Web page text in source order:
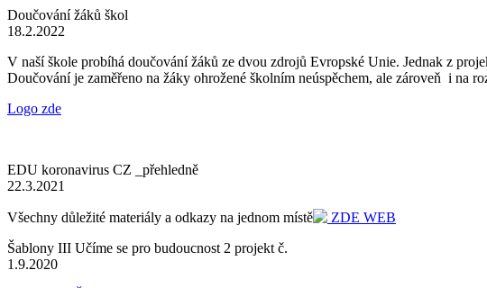
Doučování žáků škol
18.2.2022
V naší škole probíhá doučování žáků ze dvou zdrojů Evropské Unie. Jednak z
Doučování je zaměřeno na žáky ohrožené školním neúspěchem, ale zároveň i na
Logo zde
EDU koronavirus CZ _přehledně
22.3.2021
Všechny důležité materiály a odkazy na jednom místě
ZDE WEB
Šablony III Učíme se pro budoucnost 2 projekt č.
1.9.2020